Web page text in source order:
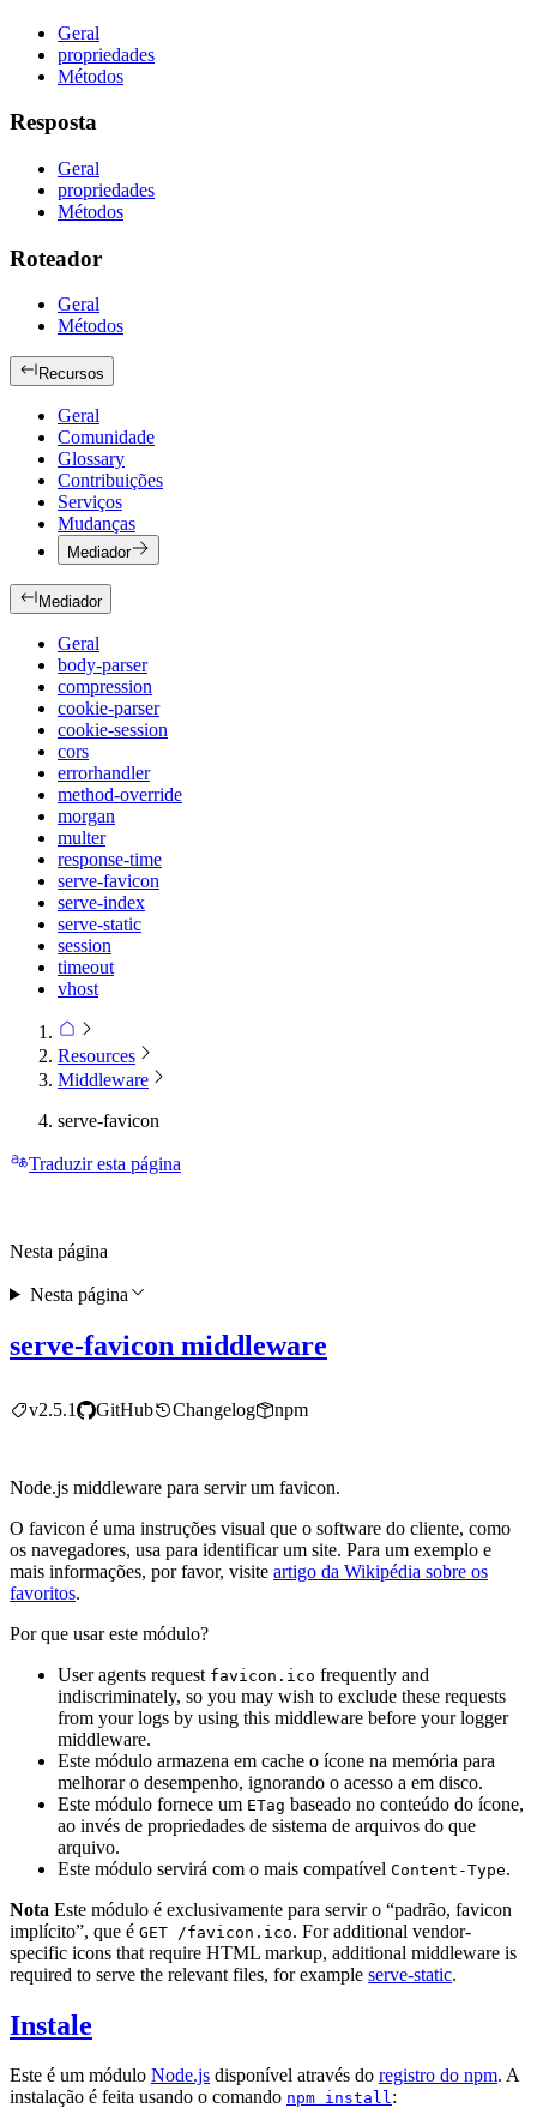
Geral
propriedades
Métodos
Resposta
Geral
propriedades
Métodos
Roteador
Geral
Métodos
Recursos
Geral
Comunidade
Glossary
Contribuições
Serviços
Mudanças
Mediador
Mediador
Geral
body-parser
compression
cookie-parser
cookie-session
cors
errorhandler
method-override
morgan
multer
response-time
serve-favicon
serve-index
serve-static
session
timeout
vhost
Resources
Middleware
serve-favicon
Traduzir esta página
serve-favicon middleware
v2.5.1 GitHub Changelog npm
Node.js middleware para servir um favicon.
O favicon é uma instruções visual que o software do cliente, como
os navegadores, usa para identificar um site. Para um exemplo e
mais informações, por favor, visite artigo da Wikipédia sobre os
favoritos.
Por que usar este módulo?
User agents request favicon.ico frequently and
indiscriminately, so you may wish to exclude these requests
from your logs by using this middleware before your logger
middleware.
Este módulo armazena em cache o ícone na memória para
melhorar o desempenho, ignorando o acesso a em disco.
Este módulo fornece um ETag baseado no conteúdo do ícone,
ao invés de propriedades de sistema de arquivos do que
arquivo.
Este módulo servirá com o mais compatível Content-Type.
Nota Este módulo é exclusivamente para servir o “padrão, favicon
implícito”, que é GET /favicon.ico. For additional vendor-
specific icons that require HTML markup, additional middleware is
required to serve the relevant files, for example serve-static.
Instale
Este é um módulo Node.js disponível através do registro do npm. A
instalação é feita usando o comando npm install:
Nesta página
Nesta página